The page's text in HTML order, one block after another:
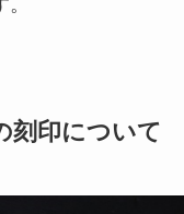
刻印について